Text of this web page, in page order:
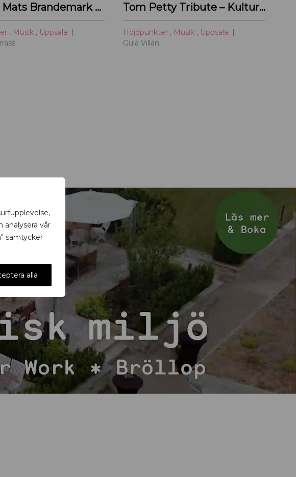
analysera vår
samtycker
alla
Linda & Mats Brandemark & Marc Gransten
, Musik , Uppsala
Tom Petty Tribute – Kulturoasens sommarscen 2026
Höjdpunkter , Musik , Uppsala
Gula Villan